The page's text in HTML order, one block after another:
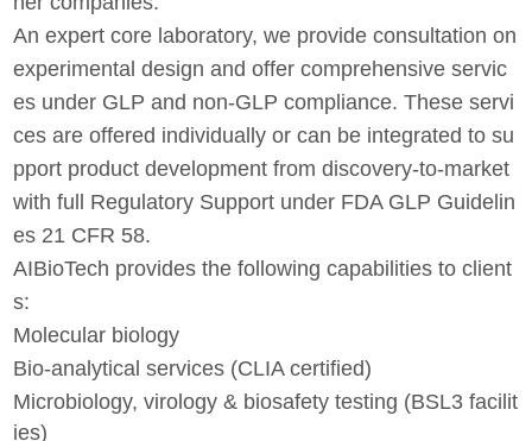
An expert core laboratory, we provide consultation on
experimental design and offer comprehensive servic
es under GLP and non-GLP compliance. These servi
ces are offered individually or can be integrated to su
pport product development from discovery-to-market
with full Regulatory Support under FDA GLP Guidelin
es 21 CFR 58.
AIBioTech provides the following capabilities to client
s:
Molecular biology
Bio-analytical services (CLIA certified)
Microbiology, virology & biosafety testing (BSL3 facilit
ies)